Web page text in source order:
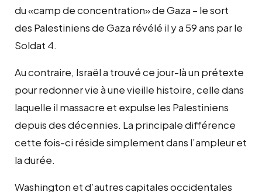
du «camp de concentration» de Gaza – le sort
des Palestiniens de Gaza révélé il y a 59 ans par le
Soldat 4.
Au contraire, Israël a trouvé ce jour-là un prétexte
pour redonner vie à une vieille histoire, celle dans
laquelle il massacre et expulse les Palestiniens
depuis des décennies. La principale différence
cette fois-ci réside simplement dans l’ampleur et
la durée.
Washington et d’autres capitales occidentales